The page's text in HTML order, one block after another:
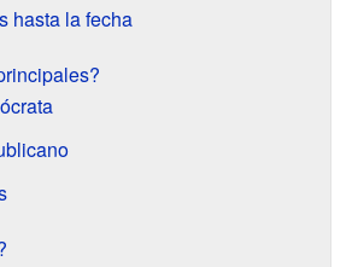
hasta la fecha